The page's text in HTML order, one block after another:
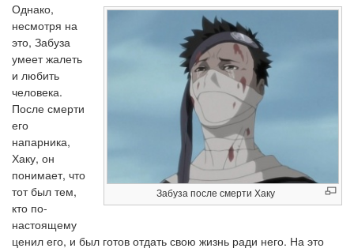
Забуза после смерти Хаку
Однако,
несмотря на
это, Забуза
умеет жалеть
и любить
человека.
После смерти
его
напарника,
Хаку, он
понимает, что
тот был тем,
кто по-
настоящему
ценил его, и был готов отдать свою жизнь ради него. На это